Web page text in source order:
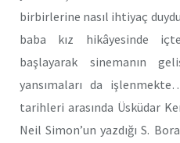
birbirlerine nasıl ihtiyaç
baba kız hikâyesinde
başlayarak sinemanın
yansımaları da
tarihleri arasında Üsküdar
Neil Simon’un yazdığı S.